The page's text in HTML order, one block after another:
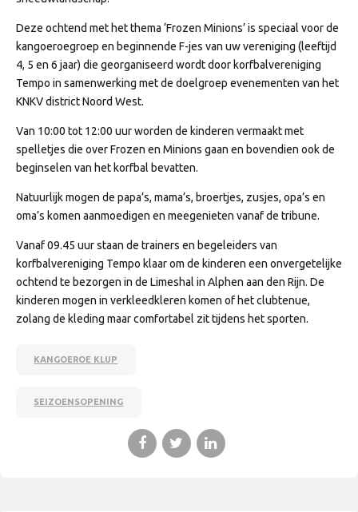
Deze ochtend met het thema ‘Frozen Minions’ is speciaal voor de
kangoeroegroep en beginnende F-jes van uw vereniging (leeftijd
4, 5 en 6 jaar) die georganiseerd wordt door korfbalvereniging
Tempo in samenwerking met de doelgroep evenementen van het
KNKV district Noord West.
Van 10:00 tot 12:00 uur worden de kinderen vermaakt met
spelletjes die over Frozen en Minions gaan en bovendien ook de
beginselen van het korfbal bevatten.
Natuurlijk mogen de papa’s, mama’s, broertjes, zusjes, opa’s en
oma’s komen aanmoedigen en meegenieten vanaf de tribune.
Vanaf 09.45 uur staan de trainers en begeleiders van
korfbalvereniging Tempo klaar om de kinderen een onvergetelijke
ochtend te bezorgen in de Limeshal in Alphen aan den Rijn. De
kinderen mogen in verkleedkleren komen of het clubtenue,
zolang de kleding maar comfortabel zit tijdens het sporten.
KANGOEROE KLUP
SEIZOENSOPENING